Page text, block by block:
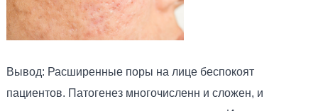
Вывод: Расширенные поры на лице беспокоят
пациентов. Патогенез многочисленн и сложен, и